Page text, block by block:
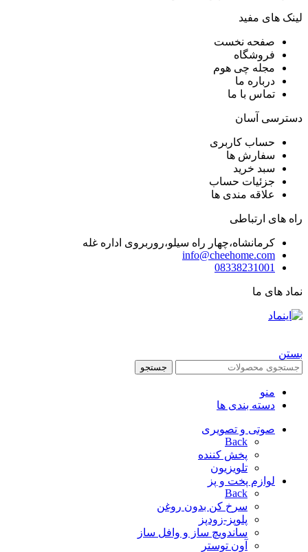
لینک های مفید
صفحه نخست
فروشگاه
مجله چی هوم
درباره ما
تماس با ما
دسترسی آسان
حساب کاربری
سفارش ها
سبد خرید
جزئیات حساب
علاقه مندی ها
راه های ارتباطی
کرمانشاه،چهار راه سیلو،روربروی اداره غله
info@cheehome.com
08338231001
نماد های ما
بستن
جستجو
منو
دسته بندی ها
صوتی و تصویری
Back
پخش کننده
تلویزیون
لوازم پخت و پز
Back
سرخ کن بدون روغن
پلوپز-زودپز
ساندویچ ساز و وافل ساز
آون توستر